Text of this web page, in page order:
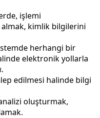
işlemi
almak, kimlik bilgilerini
herhangi bir
elektronik yollarla
edilmesi halinde bilgi
oluşturmak,